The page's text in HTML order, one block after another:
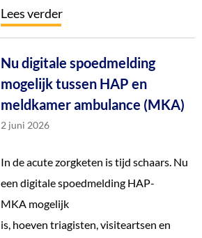
Lees verder
Nu digitale spoedmelding
mogelijk tussen HAP en
meldkamer ambulance (MKA)
2 juni 2026
In de acute zorgketen is tijd schaars. Nu
een digitale spoedmelding HAP-
MKA mogelijk
is, hoeven triagisten, visiteartsen en